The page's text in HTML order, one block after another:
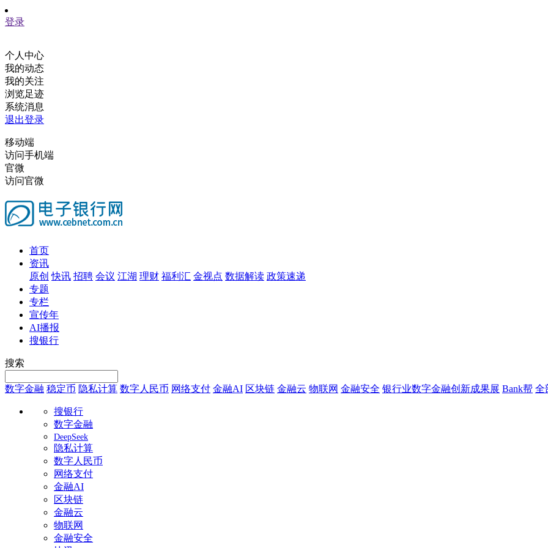
登录
个人中心
我的动态
我的关注
浏览足迹
系统消息
退出登录
移动端
访问手机端
官微
访问官微
首页
资讯
原创 快讯 招聘 会议 江湖 理财 福利汇 金视点 数据解读 政策速递
专题
专栏
宣传年
AI播报
搜银行
搜索
数字金融 稳定币 隐私计算 数字人民币 网络支付 金融AI 区块链 金融云 物联网 金融安全 银行业数字金融创新成果展 Bank帮 全
搜银行
数字金融
DeepSeek
隐私计算
数字人民币
网络支付
金融AI
区块链
金融云
物联网
金融安全